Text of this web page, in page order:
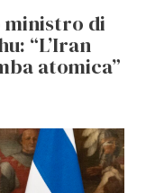
ministro di
“L’Iran
atomica”